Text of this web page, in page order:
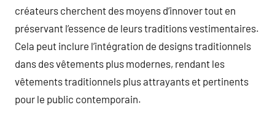
créateurs cherchent des moyens d’innover tout en
préservant l’essence de leurs traditions vestimentaires.
Cela peut inclure l’intégration de designs traditionnels
dans des vêtements plus modernes, rendant les
vêtements traditionnels plus attrayants et pertinents
pour le public contemporain.